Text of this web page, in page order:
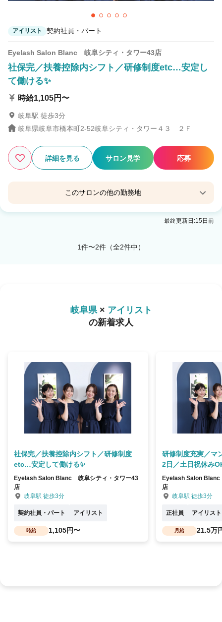
アイリスト 契約社員・パート
Eyelash Salon Blanc 岐阜シティ・タワー43店
社保完／扶養控除内シフト／研修制度etc…安定し
て働ける✨
時給1,105円〜
岐阜駅 徒歩3分
岐阜県岐阜市橋本町2-52岐阜シティ・タワー４３ ２Ｆ
詳細を見る サロン見学 応募
このサロンの他の勤務地
Eyelash Salon Blanc モレラ岐阜店
最終更新日:15日前
1件〜2件（全2件中）
岐阜県× アイリスト
の新着求人
社保完／扶養控除内シフト／研修制度
etc…安定して働ける✨
Eyelash Salon Blanc 岐阜シティ・タワー43
店
岐阜駅 徒歩3分
契約社員・パート アイリスト
時給 1,105円〜
研修制度充実／マ
2日／土日祝休み
Eyelash Salon
店
岐阜駅 徒歩3分
正社員 アイリスト
月給 21.5万